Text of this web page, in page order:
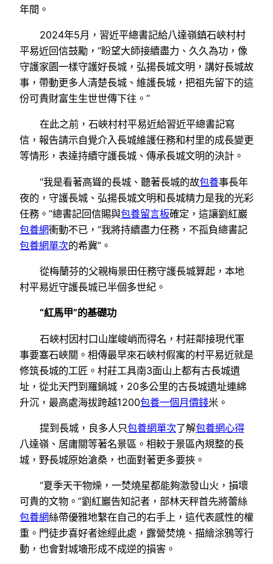
年間。
2024年5月，習近平總書記給八達嶺鎮石峽村村
平易近回信鼓勵，“盼望大師接續盡力、久久為功，像
守護家園一樣守護好長城，弘揚長城文明，講好長城故
事，帶動更多人清楚長城、維護長城，把祖先留下的這
份可貴財富生生世世傳下往。”
在此之前，石峽村村平易近給習近平總書記寫
信，報告請示自覺介入長城維護任務和村里的成長變更
等情形，表達持續守護長城、傳承長城文明的決計。
“我是看著高聳的長城、聽著長城的故包養事長年
夜的，守護長城、弘揚長城文明和長城精力是我的光彩
任務。”總書記回信賜與包養留言板確定，這讓劉紅巖
包養網衝動不已，“我將持續盡力任務，不孤負總書記
包養網單次的希冀”。
從梅蘭芬的父親梅景田任務守護長城算起，本地
村平易近守護長城已半個多世紀。
“紅馬甲”的基礎功
石峽村因村口山崖峻峭而得名，村莊鄰接現代軍
事要塞石峽關。相傳最早來石峽村假寓的村平易近就是
修筑長城的工匠。村莊工具南3面山上都有古長城遺
址，從北天門到羅鍋城，20多公里的古長城遺址連綿
升沉，最高處海拔跨越1200包養一個月價錢米。
提到長城，良多人只包養網單次了解包養網心得
八達嶺、居庸關等著名景區。相較于景區內規整的長
城，野長城原始滄桑，也面對著更多要挾。
“夏季天干物燥，一焚燒星都能夠激發山火，損壞
可貴的文物。”劉紅巖告知記者，部林天秤首先將蕾絲
包養網絲帶優雅地繫在自己的右手上，這代表感性的權
重。門徒步喜好者途經此處，露營焚燒、描繪涂鴉等行
動，也會對城墻形成不成逆的損害。